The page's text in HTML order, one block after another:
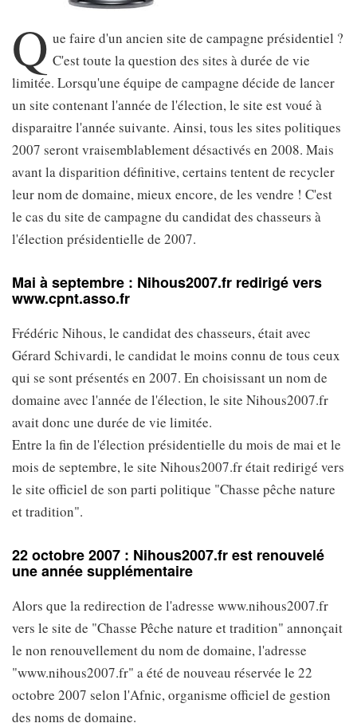
Q ue faire d'un ancien site de campagne présidentiel ?
C'est toute la question des sites à durée de vie
limitée. Lorsqu'une équipe de campagne décide de lancer
un site contenant l'année de l'élection, le site est voué à
disparaitre l'année suivante. Ainsi, tous les sites politiques
2007 seront vraisemblablement désactivés en 2008. Mais
avant la disparition définitive, certains tentent de recycler
leur nom de domaine, mieux encore, de les vendre ! C'est
le cas du site de campagne du candidat des chasseurs à
l'élection présidentielle de 2007.
Mai à septembre : Nihous2007.fr redirigé vers
www.cpnt.asso.fr
Frédéric Nihous, le candidat des chasseurs, était avec
Gérard Schivardi, le candidat le moins connu de tous ceux
qui se sont présentés en 2007. En choisissant un nom de
domaine avec l'année de l'élection, le site Nihous2007.fr
avait donc une durée de vie limitée.
Entre la fin de l'élection présidentielle du mois de mai et le
mois de septembre, le site Nihous2007.fr était redirigé vers
le site officiel de son parti politique "Chasse pêche nature
et tradition".
22 octobre 2007 : Nihous2007.fr est renouvelé
une année supplémentaire
Alors que la redirection de l'adresse www.nihous2007.fr
vers le site de "Chasse Pêche nature et tradition" annonçait
le non renouvellement du nom de domaine, l'adresse
"www.nihous2007.fr" a été de nouveau réservée le 22
octobre 2007 selon l'Afnic, organisme officiel de gestion
des noms de domaine.